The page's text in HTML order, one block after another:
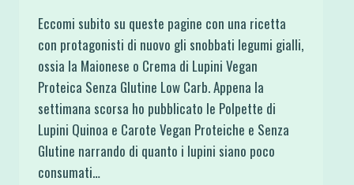
Eccomi subito su queste pagine con una ricetta
con protagonisti di nuovo gli snobbati legumi gialli,
ossia la Maionese o Crema di Lupini Vegan
Proteica Senza Glutine Low Carb. Appena la
settimana scorsa ho pubblicato le Polpette di
Lupini Quinoa e Carote Vegan Proteiche e Senza
Glutine narrando di quanto i lupini siano poco
consumati…